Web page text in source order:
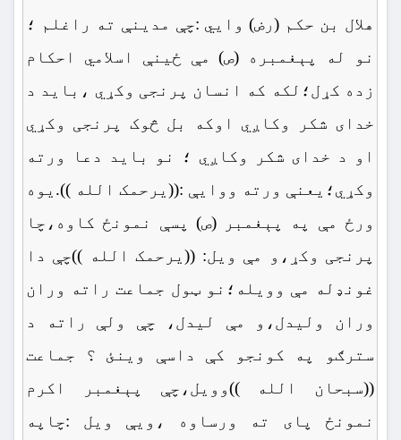
هلال بن حکم (رض) وایي :چې مدینې ته راغلم ؛
نو له پېغمبره (ص) مې ځينې اسلامي احکام
زده کړل؛لکه که انسان پرنجی وکړي ،باید د
خدای شکر وکاږي اوکه بل څوک پرنجی وکړي
او د خدای شکر وکاږي ؛ نو باید دعا ورته
وکړي؛یعنې ورته ووایې :((یرحمک الله )).یوه
ورځ مې په پېغمبر (ص) پسې نمونځ کاوه،چا
پرنجی وکړ،و مې ویل: ((یرحمک الله ))چې دا
غونډله مې وویله؛نو ټول جماعت راته وران
وران ولیدل،و مې لیدل، چې ولې راته د
سترګو په کونجو کې داسې وینئ ؟ جماعت
((سبحان الله ))وویل،چې پېغمبر اکرم
نمونځ پای ته ورساوه ،ویې ویل :چاپه